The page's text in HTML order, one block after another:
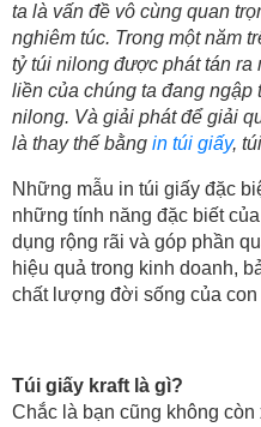
ta là vấn đề vô cùng quan
nghiêm túc. Trong một năm
tỷ túi nilong được phát tán
liền của chúng ta đang ngập
nilong. Và giải phát để giải
là thay thế bằng in túi giấy,
Những mẫu in túi giấy đặc
những tính năng đặc biết
dụng rộng rãi và góp phần
hiệu quả trong kinh doanh,
chất lượng đời sống của
Túi giấy kraft là gì?
Chắc là bạn cũng không